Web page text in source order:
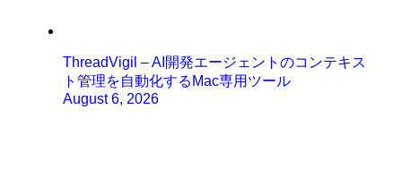
ThreadVigil – AI開発エージェントのコンテキス
ト管理を自動化するMac専用ツール
August 6, 2026